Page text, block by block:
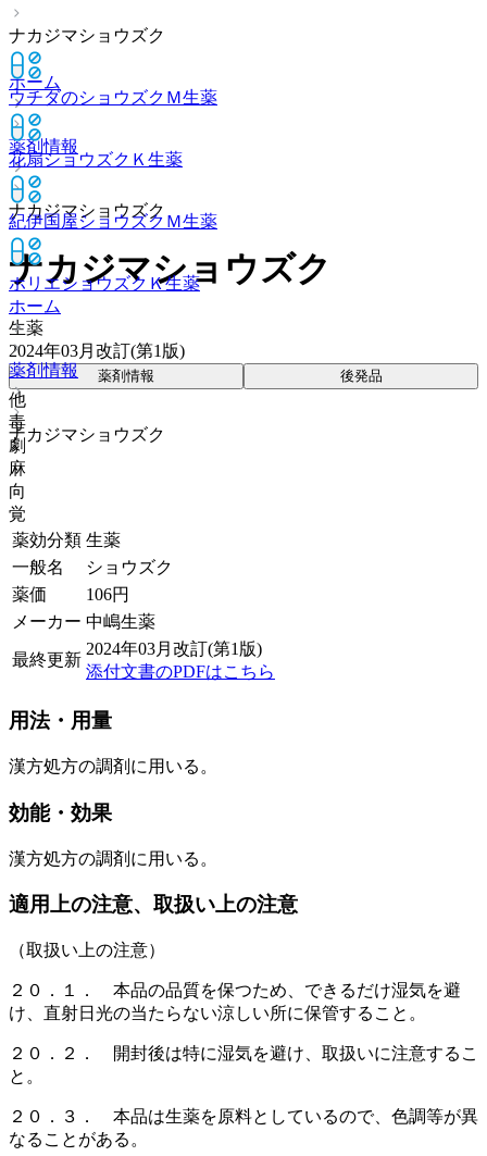
ナカジマショウズク
ウチダのショウズクＭ生薬
花扇ショウズクＫ 生薬
紀伊国屋ショウズクＭ生薬
ホリエショウズクＫ生薬
ホーム
薬剤情報
ナカジマショウズク
ホーム
薬剤情報
ナカジマショウズク
ナカジマショウズク
生薬
2024年03月改訂(第1版)
薬剤情報 後発品
他
毒
劇
麻
向
覚
薬効分類 生薬
一般名
ショウズク
薬価
106円
メーカー 中嶋生薬
最終更新
2024年03月改訂(第1版)
添付文書のPDFはこちら
用法・用量
漢方処方の調剤に用いる。
効能・効果
漢方処方の調剤に用いる。
適用上の注意、取扱い上の注意
（取扱い上の注意）
２０．１． 本品の品質を保つため、できるだけ湿気を避
け、直射日光の当たらない涼しい所に保管すること。
２０．２． 開封後は特に湿気を避け、取扱いに注意するこ
と。
２０．３． 本品は生薬を原料としているので、色調等が異
なることがある。